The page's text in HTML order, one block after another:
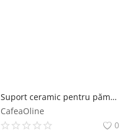
Suport ceramic pentru pămătuf - Negru Moya
CafeaOline
0